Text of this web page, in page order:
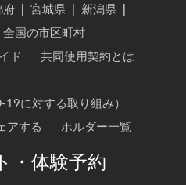
府 宮城県 新潟県
全国の市区町村
ド
共同使用契約とは
19に対する取り組み）
アする
ホルダー一覧
・体験予約